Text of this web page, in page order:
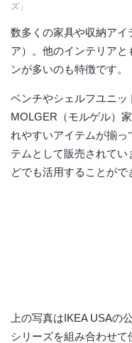
ズ」
数多くの家具や収納アイ
ア）。他のインテリア
ンが多いのも特徴です。
ベンチやシェルフユニッ
MOLGER（モルゲル）
れやすいアイテムが揃
テムとして販売されて
どでも活用することがで
上の写真はIKEA USAの
シリーズを組み合わせ